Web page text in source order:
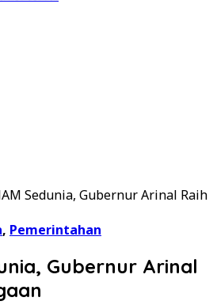
Sedunia, Gubernur Arinal Raih
, Pemerintahan
Gubernur Arinal